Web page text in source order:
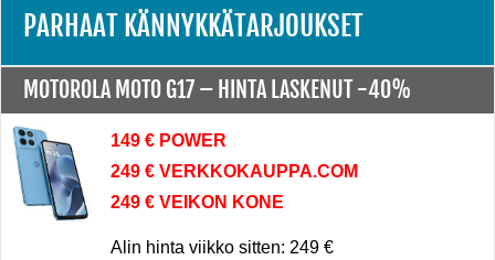
PARHAAT KÄNNYKKÄTARJOUKSET
MOTOROLA MOTO G17 – HINTA LASKENUT -40%
149 € POWER
249 € VERKKOKAUPPA.COM
249 € VEIKON KONE
Alin hinta viikko sitten: 249 €